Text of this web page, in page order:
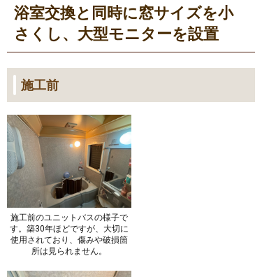
浴室交換と同時に窓サイズを小
さくし、大型モニターを設置
施工前
施工前のユニットバスの様子で
す。築30年ほどですが、大切に
使用されており、傷みや破損箇
所は見られません。